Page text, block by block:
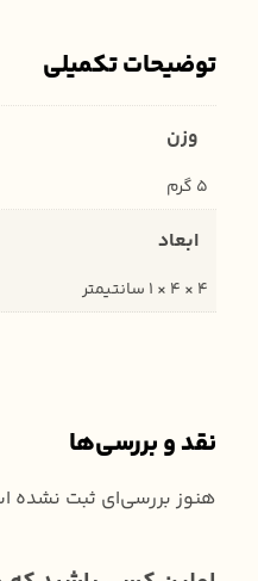
توضیحات تکمیلی
وزن
5 گرم
ابعاد
4 × 4 × 1 سانتیمتر
نقد و بررسی‌ها
هنوز بررسی‌ای ثبت نشده